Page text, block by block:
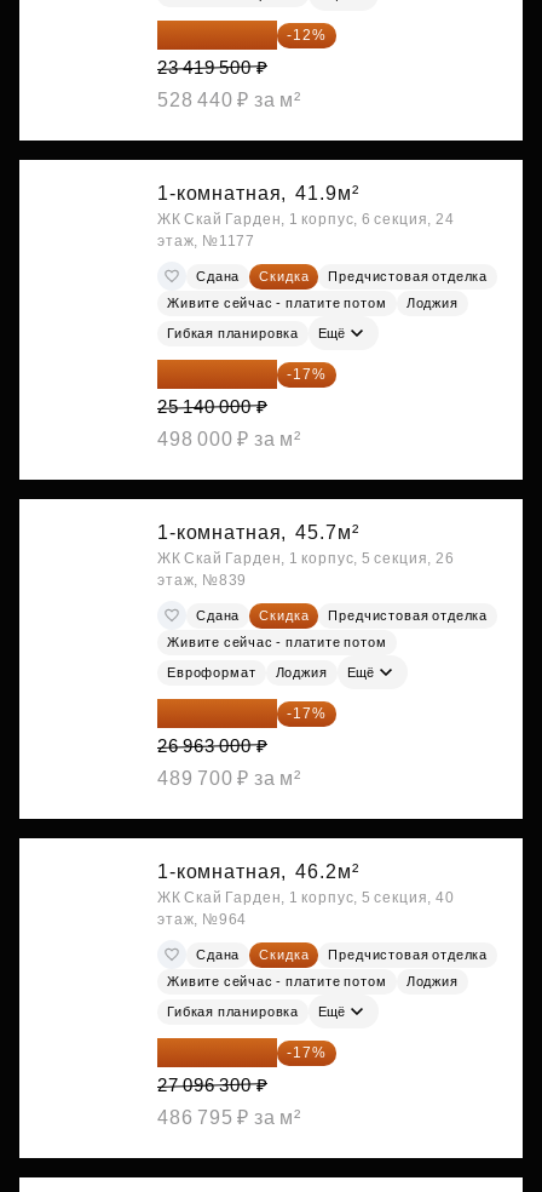
20 609 160 ₽ -12%
23 419 500 ₽
528 440 ₽ за м²
1-комнатная, 41.9м²
ЖК Скай Гарден, 1 корпус, 6 секция, 24
этаж, №1177
Сдана Скидка
Предчистовая отделка
Живите сейчас - платите потом
Лоджия
Гибкая планировка Ещё
20 866 200 ₽ -17%
25 140 000 ₽
498 000 ₽ за м²
1-комнатная, 45.7м²
ЖК Скай Гарден, 1 корпус, 5 секция, 26
этаж, №839
Сдана Скидка
Предчистовая отделка
Живите сейчас - платите потом
Евроформат Лоджия Ещё
22 379 290 ₽ -17%
26 963 000 ₽
489 700 ₽ за м²
1-комнатная, 46.2м²
ЖК Скай Гарден, 1 корпус, 5 секция, 40
этаж, №964
Сдана Скидка
Предчистовая отделка
Живите сейчас - платите потом
Лоджия
Гибкая планировка Ещё
22 489 929 ₽ -17%
27 096 300 ₽
486 795 ₽ за м²